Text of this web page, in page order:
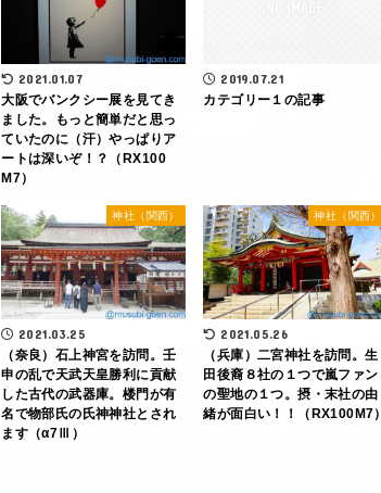
2021.01.07
大阪でバンクシー展を見てき
ました。もっと簡単だと思っ
ていたのに（汗）やっぱりア
ートは深いぞ！？（RX100
M7）
2019.07.21
カテゴリー１の記事
神社（関西）
2021.03.25
（奈良）石上神宮を訪問。壬
申の乱で天武天皇勝利に貢献
した古代の武器庫。楼門が有
名で物部氏の氏神神社とされ
ます（α7Ⅲ）
神社（関西）
2021.05.26
（兵庫）二宮神社を訪問。生
田後裔８社の１つで嵐ファン
の聖地の１つ。摂・末社の由
緒が面白い！！（RX100M7）